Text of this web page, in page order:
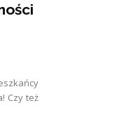
Czy też